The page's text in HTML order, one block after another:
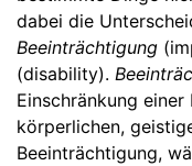
dabei die
Beeinträchtigung
(disability).
Einschränkung
körperlichen,
Beeinträchtigung,